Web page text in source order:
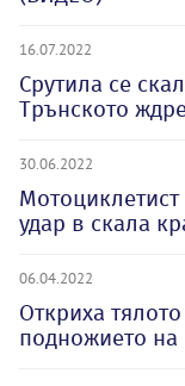
16.07.2022
Срутила се
Трънското
30.06.2022
удар в скала
06.04.2022
Откриха
подножието на